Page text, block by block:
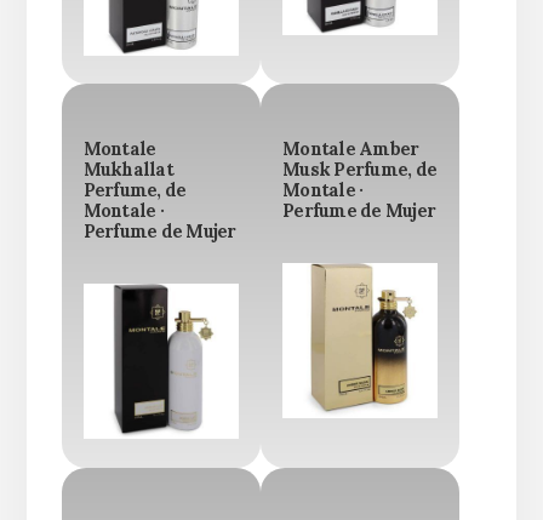
Montale
Mukhallat
Perfume, de
Montale ·
Perfume de Mujer
Montale Amber
Musk Perfume, de
Montale ·
Perfume de Mujer